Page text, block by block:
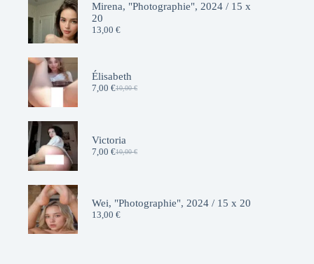
Mirena, "Photographie", 2024 / 15 x
20
13,00 €
Élisabeth
10,00€
Le
10,00 €.
7,00 €Le
7,00 €.
Victoria
10,00€
Le
10,00 €.
7,00 €Le
7,00 €.
Wei, "Photographie", 2024 / 15 x 20
13,00 €